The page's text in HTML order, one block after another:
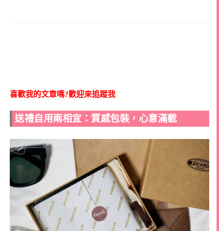
喜歡我的文章嗎?歡迎來追蹤我
送禮自用兩相宜：質感包裝，心意滿載